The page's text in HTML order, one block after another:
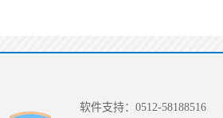
软件支持：0512-58188516